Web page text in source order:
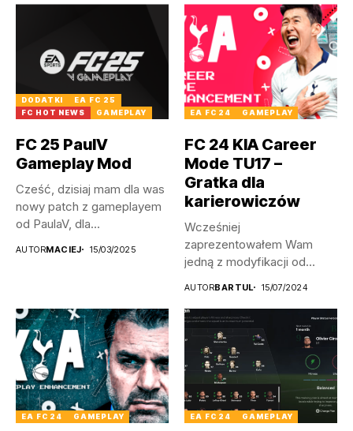
DODATKI
EA FC 25
FC HOT NEWS
GAMEPLAY
FC 25 PaulV
Gameplay Mod
Cześć, dzisiaj mam dla was
nowy patch z gameplayem
od PaulaV, dla...
AUTORMACIEJ 15/03/2025
EA FC 24 GAMEPLAY
FC 24 KIA Career
Mode TU17 –
Gratka dla
karierowiczów
Wcześniej
zaprezentowałem Wam
jedną z modyfikacji od
nadszedł czas...
AUTORBARTUL 15/07/2024
EA FC 24 GAMEPLAY EA FC 24 GAMEPLAY